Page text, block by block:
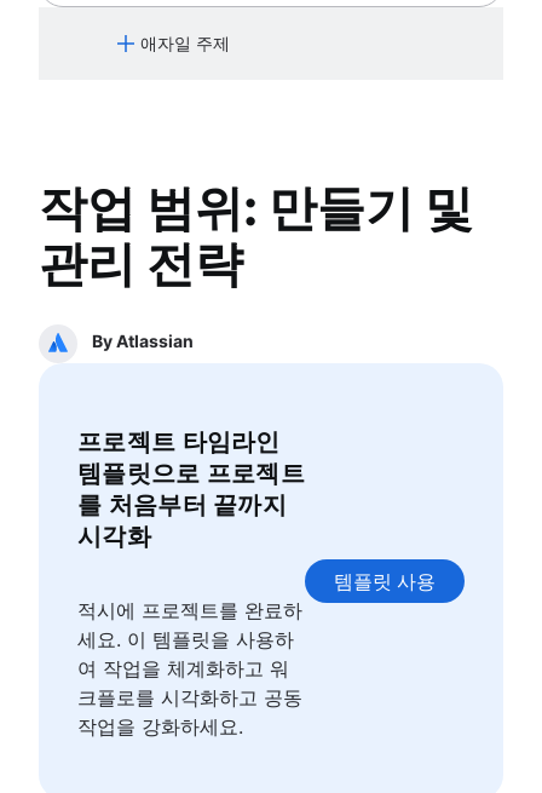
제품 제공 타임라인
제품 계획
Story mapping
제품 포트폴리오 관리
AI 제품 관리
제품 출시
제품 제공 타임라인
제품 계획
제품 제공 이벤트
제품 설계
Jira의 이슈
Jira에서 이슈 에스컬레이션
애자일 주제
스크럼이란?
스프린트
스프린트 계획
애자일 세레모니
스프린트 검토
애자일 회고
분산된 스크럼
스크럼 역할
스크럼의 스크럼
애자일 스크럼 아티팩트
Jira 및 Confluence의 스크럼
애자일과 스크럼 비교
백로그 세분화
스크럼 마스터와 프로젝트 매니저 비교
칸반
칸반이란 무엇입니까?
WIP 제한
애자일 프로젝트 관리란 무엇입니까?
AI 워크플로 자동화
에픽, 스토리 및 이니셔티브
애자일 에픽
사용자 스토리
스토리 포인트 및 추정
애자일 메트릭
간트 차트
무료 프로젝트 관리 소프트웨어
프로그램 및 프로젝트 관리 비교
프로젝트 기준선
작업 범위: 만들기 및
관리 전략
By Atlassian
프로젝트 타임라인
템플릿으로 프로젝트
를 처음부터 끝까지
시각화
적시에 프로젝트를 완료하
세요. 이 템플릿을 사용하
여 작업을 체계화하고 워
크플로를 시각화하고 공동
작업을 강화하세요.
템플릿 사용